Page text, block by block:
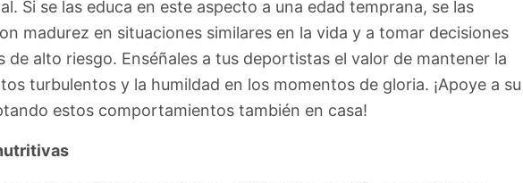
Si se las educa en este aspecto a una edad temprana, se las
madurez en situaciones similares en la vida y a tomar decisiones
de alto riesgo. Enséñales a tus deportistas el valor de mantener la
turbulentos y la humildad en los momentos de gloria. ¡Apoye a su
estos comportamientos también en casa!